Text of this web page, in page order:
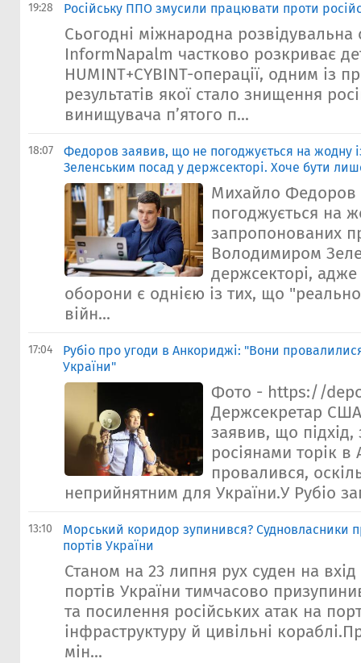
19:28 Російську ППО змусили працювати проти
Сьогодні міжнародна розвідувальна
InformNapalm частково розкриває
HUMINT+CYBINT-операції, одним із
результатів якої стало знищення
винищувача п’ятого п...
18:07
Федоров заявив, що не погоджується на жодну
Зеленським посад у держсекторі. Хоче бути
Михайло Федоров
погоджується на
запропонованих
Володимиром
держсекторі, адже
оборони є однією із тих, що
війн...
17:04
Рубіо про угоди в Анкориджі: "Вони
України"
Фото - https://
Держсекретар
заявив, що
росіянами торік в
провалився,
неприйнятним для України.У Рубіо
13:10
Морський коридор зупинився? Судновласники
портів України
Станом на 23 липня рух суден на
портів України тимчасово
та посилення російських атак на
інфраструктуру й цивільні
мін...